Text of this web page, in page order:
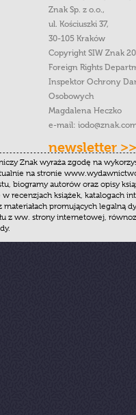
Znak Sp. z o.o.,
ul. Kościuszki 37,
30-105 Kraków
Copyright SIW Znak
Foreign Rights
Inspektor Ochrony
Osobowych
Magdalena Heczko
e-mail:
newsletter >>
Znak wyraża zgodę na
na stronie
biogramy autorów oraz opisy
recenzjach książek, katalogach
materiałach promujących legalną
z ww. strony internetowej,